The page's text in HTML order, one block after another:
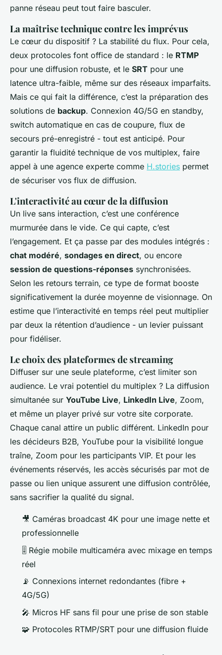
panne réseau peut tout faire basculer.
La maîtrise technique contre les imprévus
Le cœur du dispositif ? La stabilité du flux. Pour cela,
deux protocoles font office de standard : le RTMP
pour une diffusion robuste, et le SRT pour une
latence ultra-faible, même sur des réseaux imparfaits.
Mais ce qui fait la différence, c’est la préparation des
solutions de backup. Connexion 4G/5G en standby,
switch automatique en cas de coupure, flux de
secours pré-enregistré - tout est anticipé. Pour
garantir la fluidité technique de vos multiplex, faire
appel à une agence experte comme H.stories permet
de sécuriser vos flux de diffusion.
L'interactivité au cœur de la diffusion
Un live sans interaction, c’est une conférence
murmurée dans le vide. Ce qui capte, c’est
l’engagement. Et ça passe par des modules intégrés :
chat modéré, sondages en direct, ou encore
session de questions-réponses synchronisées.
Selon les retours terrain, ce type de format booste
significativement la durée moyenne de visionnage. On
estime que l’interactivité en temps réel peut multiplier
par deux la rétention d’audience - un levier puissant
pour fidéliser.
Le choix des plateformes de streaming
Diffuser sur une seule plateforme, c’est limiter son
audience. Le vrai potentiel du multiplex ? La diffusion
simultanée sur YouTube Live, LinkedIn Live, Zoom,
et même un player privé sur votre site corporate.
Chaque canal attire un public différent. LinkedIn pour
les décideurs B2B, YouTube pour la visibilité longue
traîne, Zoom pour les participants VIP. Et pour les
événements réservés, les accès sécurisés par mot de
passe ou lien unique assurent une diffusion contrôlée,
sans sacrifier la qualité du signal.
🎥 Caméras broadcast 4K pour une image nette et
professionnelle
🎚️ Régie mobile multicaméra avec mixage en temps
réel
📡 Connexions internet redondantes (fibre +
4G/5G)
🎤 Micros HF sans fil pour une prise de son stable
🧩 Protocoles RTMP/SRT pour une diffusion fluide